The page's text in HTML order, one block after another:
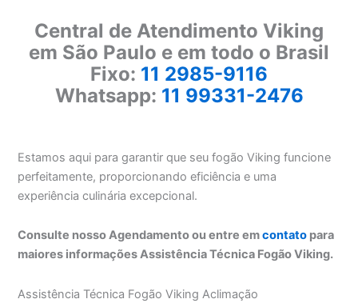
Central de Atendimento Viking
em São Paulo e em todo o Brasil
Fixo: 11 2985-9116
Whatsapp: 11 99331-2476
Estamos aqui para garantir que seu fogão Viking funcione
perfeitamente, proporcionando eficiência e uma
experiência culinária excepcional.
Consulte nosso Agendamento ou entre emcontato para
maiores informações Assistência Técnica Fogão Viking.
Assistência Técnica Fogão Viking Aclimação